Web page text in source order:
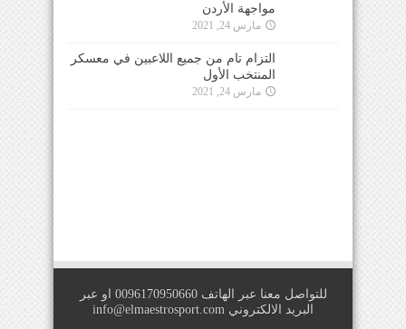
مواجهة الأردن
مارس 24, 2021
التزام تام من جميع اللاعبين في معسكر
المنتخب الأول
مارس 24, 2021
للتواصل معنا عبر الهاتف 0096170950660 او عبر
البريد الالكتروني info@elmaestrosport.com